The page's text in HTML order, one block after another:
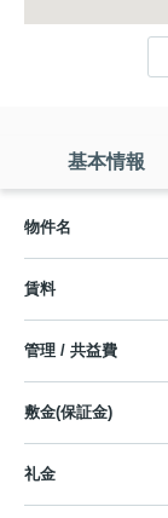
基本情報
物件名
賃料
管理 / 共益費
敷金(保証金)
礼金